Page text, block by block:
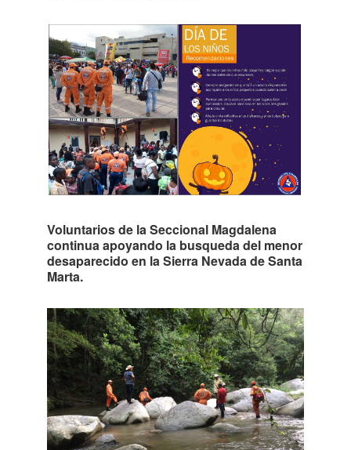
Voluntarios de la Seccional Magdalena
continua apoyando la busqueda del menor
desaparecido en la Sierra Nevada de Santa
Marta.